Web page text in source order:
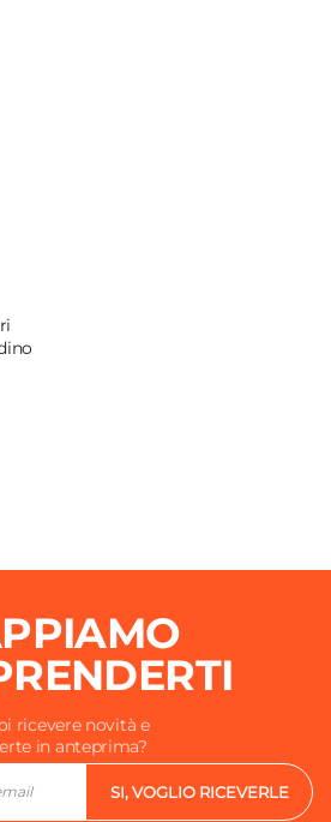
ricevere novità e
in anteprima?
SI, VOGLIO RICEVERLE